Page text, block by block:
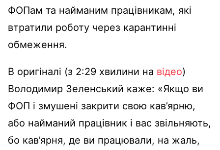
ФОПам та найманим працівникам, які
втратили роботу через карантинні
обмеження.
В оригіналі (з 2:29 хвилини на відео)
Володимир Зеленський каже: «Якщо ви
ФОП і змушені закрити свою кав’ярню,
або найманий працівник і вас звільняють,
бо кав’ярня, де ви працювали, на жаль,